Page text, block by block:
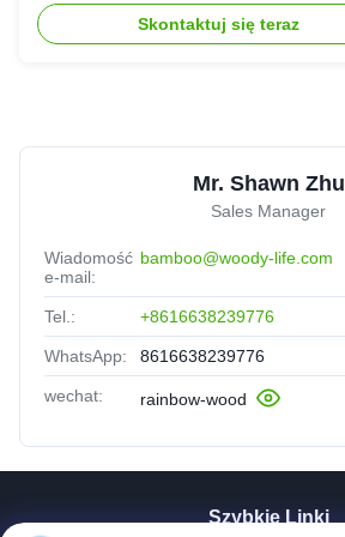
Skontaktuj się teraz
Mr. Shawn Zhu
Sales Manager
Wiadomość
e-mail:
bamboo@woody-life.com
Tel.: +8616638239776
WhatsApp: 8616638239776
wechat: rainbow-wood
Szybkie Linki